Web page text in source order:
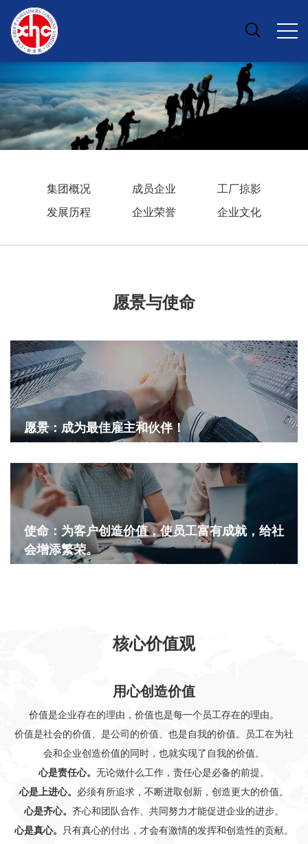
集团概况 成员企业
工厂掠影
发展历程
企业荣誉 企业文化
愿景与使命
愿景：成为最佳雇主和伙伴！
新华昌的理想是成为业界最受员工青睐和令员工引以为骄傲的
华昌秉承合作共赢的原则，坚守诚信的精神和价值创造的理
念，成为顾客和各类合作者的最佳选择。
使命：为客户创造价值，使员工富有成就，给社
会增添繁荣。
核心价值观
用心创造价值
价值是企业存在的理由，价值也是每一个员工存在的理由。
价值是社会的价值、是公司的价值、也是自我的价值。员工在为社
会和企业创造价值的同时，也就实现了自我的价值。
心是责任心。 无论做什么工作，责任心是必备的前提。
心是上进心。 必须有所追求，不断进取创新，创造更大的价值。
心是齐心。 齐心和团队合作、共同努力才能促进企业的进步。
心是真心。
只有真心的付出，才会有激情的发挥和创造性的贡献。